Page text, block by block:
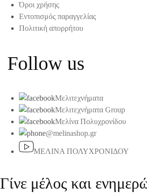
Όροι χρήσης
Εντοπισμός παραγγελίας
Πολιτική απορρήτου
Follow us
Μελιτεχνήματα
Μελιτεχνήματα Group
Μελίνα Πολυχρονίδου
@melinashop.gr
ΜΕΛΙΝΑ ΠΟΛΥΧΡΟΝΙΔΟΥ
Γίνε μέλος και